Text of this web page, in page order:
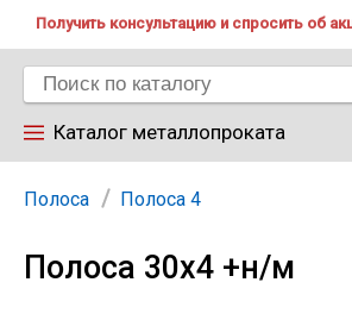
Получить консультацию и спросить об
Каталог металлопроката
Арматура
Труба профильная
Полоса Полоса 4
Полоса 30х4 +н/м